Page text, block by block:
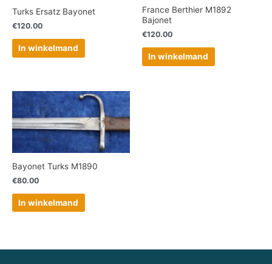
Turks Ersatz Bayonet
€120.00
In winkelmand
France Berthier M1892
Bajonet
€120.00
In winkelmand
Bayonet Turks M1890
€80.00
In winkelmand